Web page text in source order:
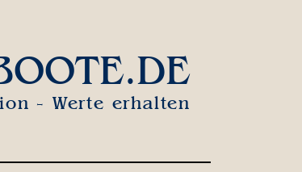
- Werte erhalten